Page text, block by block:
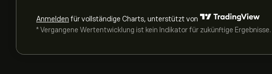
Anmelden für vollständige Charts, unterstützt von
* Vergangene Wertentwicklung ist kein Indikator für zukünftige Ergebnisse.